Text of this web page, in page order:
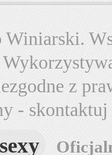
z
-